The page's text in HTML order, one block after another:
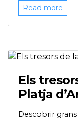
Read more
Els
Platja
Descobrir